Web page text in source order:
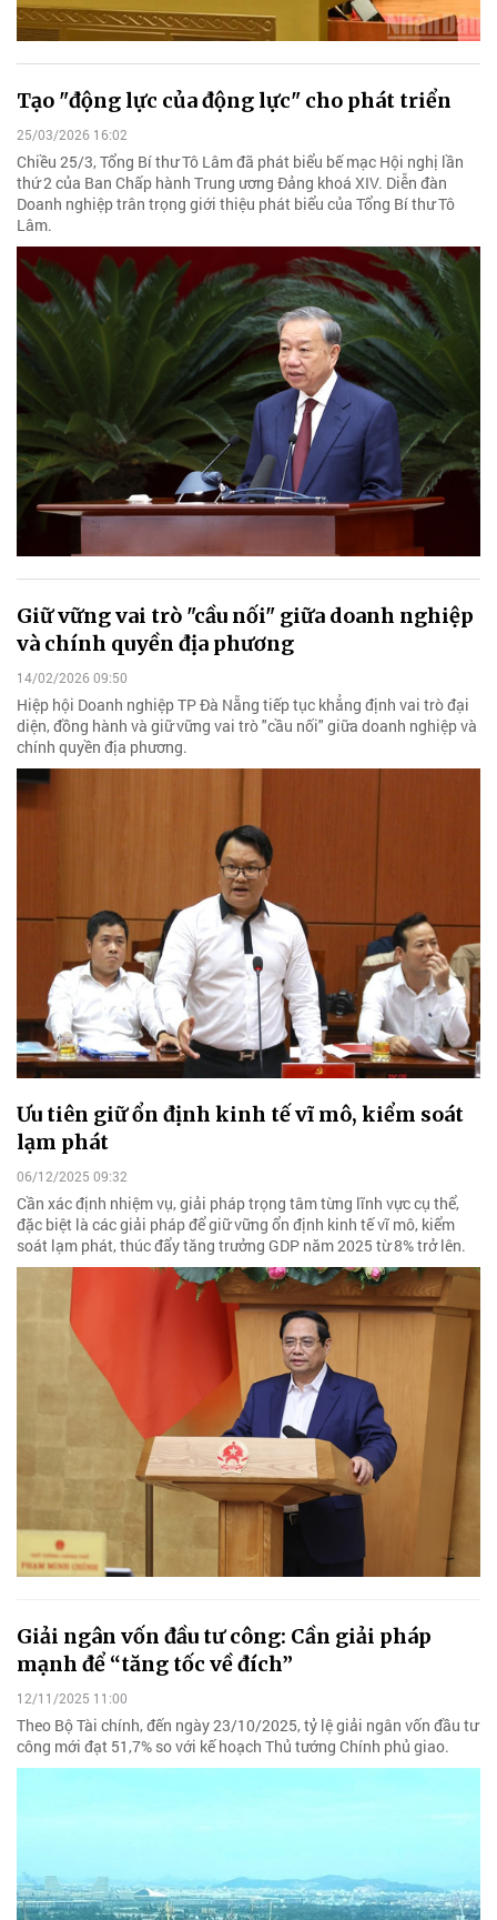
Tạo "động lực của động lực" cho phát triển
25/03/2026 16:02
Chiều 25/3, Tổng Bí thư Tô Lâm đã phát biểu bế mạc Hội nghị lần
thứ 2 của Ban Chấp hành Trung ương Đảng khoá XIV. Diễn đàn
Doanh nghiệp trân trọng giới thiệu phát biểu của Tổng Bí thư Tô
Lâm.
Giữ vững vai trò "cầu nối" giữa doanh nghiệp
và chính quyền địa phương
14/02/2026 09:50
Hiệp hội Doanh nghiệp TP Đà Nẵng tiếp tục khẳng định vai trò đại
diện, đồng hành và giữ vững vai trò "cầu nối" giữa doanh nghiệp và
chính quyền địa phương.
Ưu tiên giữ ổn định kinh tế vĩ mô, kiểm soát
lạm phát
06/12/2025 09:32
Cần xác định nhiệm vụ, giải pháp trọng tâm từng lĩnh vực cụ thể,
đặc biệt là các giải pháp để giữ vững ổn định kinh tế vĩ mô, kiểm
soát lạm phát, thúc đẩy tăng trưởng GDP năm 2025 từ 8% trở lên.
Giải ngân vốn đầu tư công: Cần giải pháp
mạnh để “tăng tốc về đích”
12/11/2025 11:00
Theo Bộ Tài chính, đến ngày 23/10/2025, tỷ lệ giải ngân vốn đầu tư
công mới đạt 51,7% so với kế hoạch Thủ tướng Chính phủ giao.